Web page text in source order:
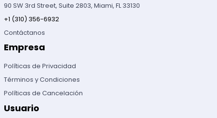
90 SW 3rd Street, Suite 2803, Miami, FL 33130
+1 (310) 356-6932
Contáctanos
Empresa
Políticas de Privacidad
Términos y Condiciones
Políticas de Cancelación
Usuario